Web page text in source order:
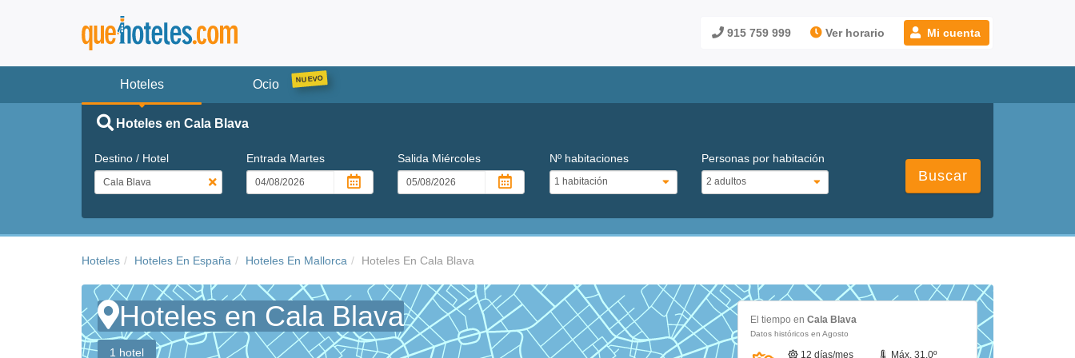
915 759 999 Ver horario Mi cuenta
Hoteles Ocio
Hoteles en Cala Blava
Destino / Hotel Entrada Martes Salida Miércoles Nº habitaciones Personas por habitación
Buscar
Hoteles Hoteles En España Hoteles En Mallorca Hoteles En Cala Blava
Hoteles en Cala Blava
1 hotel
El tiempo en Cala Blava
Datos históricos en Agosto
12 días/mes Máx. 31.0º